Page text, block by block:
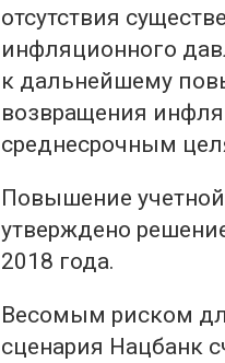
отсутствия
инфляционного
к дальнейшему
возвращения
среднесрочным
Повышение
утверждено
2018 года.
Весомым риском
сценария Нацбанк